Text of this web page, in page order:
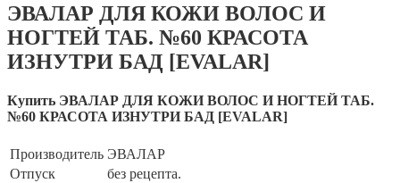
ЭВАЛАР ДЛЯ КОЖИ ВОЛОС И
НОГТЕЙ ТАБ. №60 КРАСОТА
ИЗНУТРИ БАД [EVALAR]
Купить ЭВАЛАР ДЛЯ КОЖИ ВОЛОС И НОГТЕЙ ТАБ.
№60 КРАСОТА ИЗНУТРИ БАД [EVALAR]
Производитель ЭВАЛАР
Отпуск
без рецепта.